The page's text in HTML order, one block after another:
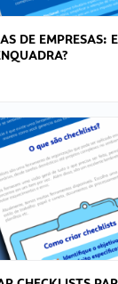
DE EMPRESAS: